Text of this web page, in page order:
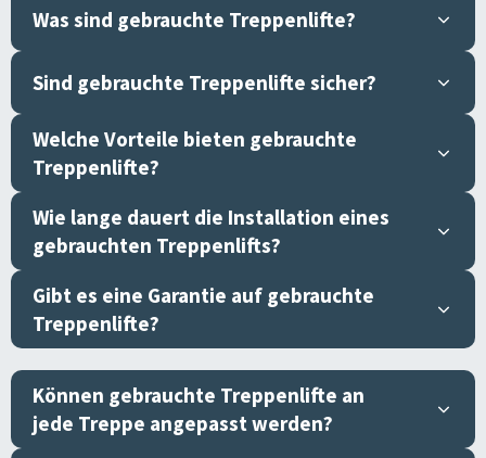
Was sind gebrauchte Treppenlifte?
Sind gebrauchte Treppenlifte sicher?
Welche Vorteile bieten gebrauchte
Treppenlifte?
Wie lange dauert die Installation eines
gebrauchten Treppenlifts?
Gibt es eine Garantie auf gebrauchte
Treppenlifte?
Können gebrauchte Treppenlifte an
jede Treppe angepasst werden?